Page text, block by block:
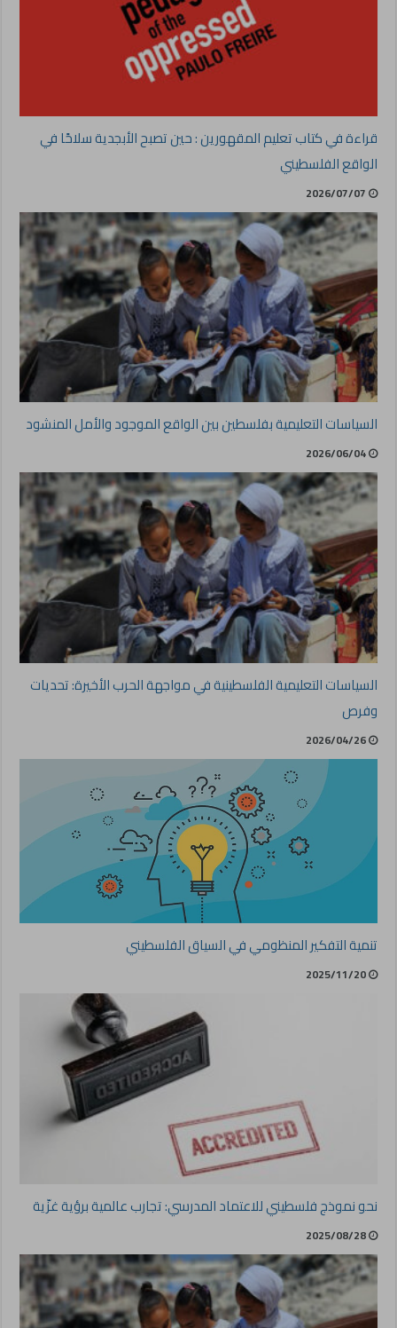
قراءة في كتاب تعليم المقهورين : حين تصبح الأبجدية سلاحًا في
الواقع الفلسطيني
2026/07/07
السياسات التعليمية بفلسطين بين الواقع الموجود والأمل المنشود
2026/06/04
السياسات التعليمية الفلسطينية في مواجهة الحرب الأخيرة: تحديات
وفرص
2026/04/26
تنمية التفكير المنظومي في السياق الفلسطيني
2025/11/20
نحو نموذج فلسطيني للاعتماد المدرسي: تجارب عالمية برؤية غزّية
2025/08/28